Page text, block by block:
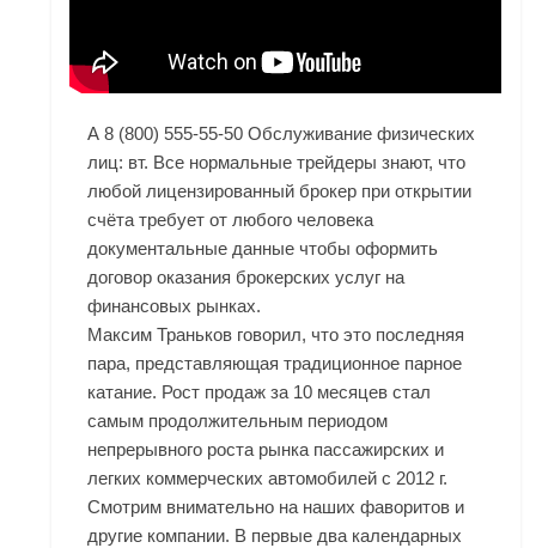
А 8 (800) 555-55-50 Обслуживание физических
лиц: вт. Все нормальные трейдеры знают, что
любой лицензированный брокер при открытии
счёта требует от любого человека
документальные данные чтобы оформить
договор оказания брокерских услуг на
финансовых рынках.
Максим Траньков говорил, что это последняя
пара, представляющая традиционное парное
катание. Рост продаж за 10 месяцев стал
самым продолжительным периодом
непрерывного роста рынка пассажирских и
легких коммерческих автомобилей с 2012 г.
Смотрим внимательно на наших фаворитов и
другие компании. В первые два календарных